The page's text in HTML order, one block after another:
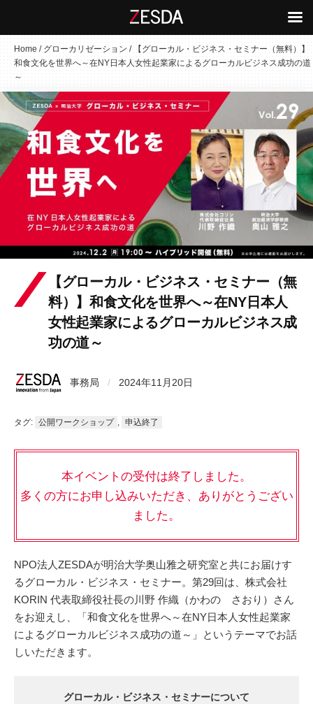
コ
ン
テ
ン
ツ
へ
ス
キ
Home /グローカリゼーション / 【グローカル・ビジネス・セミナー（無料）】
和食文化を世界へ～在NY日本人女性起業家によるグローカルビジネス成功の道
～
【グローカル・ビジネス・セミナー（無
料）】和食文化を世界へ～在NY日本人
女性起業家によるグローカルビジネス成
功の道～
事務局 / 2024年11月20日
タグ: 公開ワークショップ , 申込終了
本イベントの受付は終了しました。
多くの方にお申し込みいただき、ありがとうござい
ました。
NPO法人ZESDAが明治大学奥山雅之研究室と共にお届けす
るグローカル・ビジネス・セミナー。第29回は、株式会社
KORIN 代表取締役社長の川野 作織（かわの さおり）さん
をお迎えし、「和食文化を世界へ～在NY日本人女性起業家
によるグローカルビジネス成功の道～」というテーマでお話
しいただきます。
グローカル・ビジネス・セミナーについて